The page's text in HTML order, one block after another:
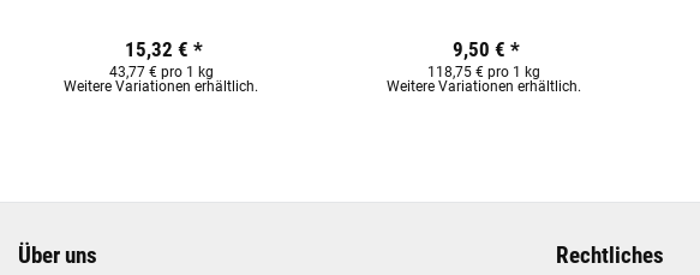
15,32 € *
43,77 € pro 1 kg
Weitere Variationen erhältlich.
9,50 €*
118,75 € pro 1 kg
Weitere Variationen erhältlich.
Über uns Rechtliches